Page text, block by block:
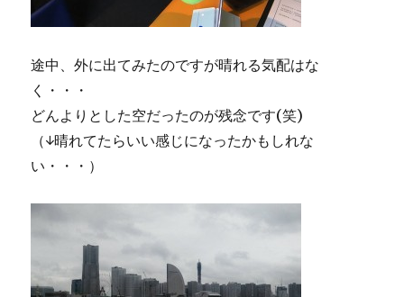
途中、外に出てみたのですが晴れる気配はな
く・・・
どんよりとした空だったのが残念です(笑)
（↓晴れてたらいい感じになったかもしれな
い・・・）